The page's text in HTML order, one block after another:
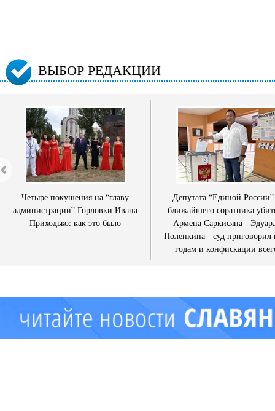
ВЫБОР РЕДАКЦИИ
Четыре покушения на “главу
администрации” Горловки Ивана
Приходько: как это было
Депутата “Единой
ближайшего соратника
Армена Саркисяна -
Полепкина - суд приговорил
годам и конфискации